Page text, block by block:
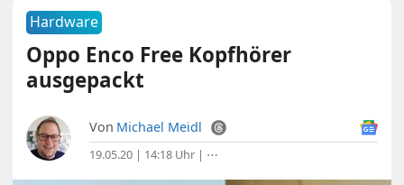
Hardware
Oppo Enco Free Kopfhörer
ausgepackt
Von Michael Meidl
19.05.20 | 14:18 Uhr | ⋯